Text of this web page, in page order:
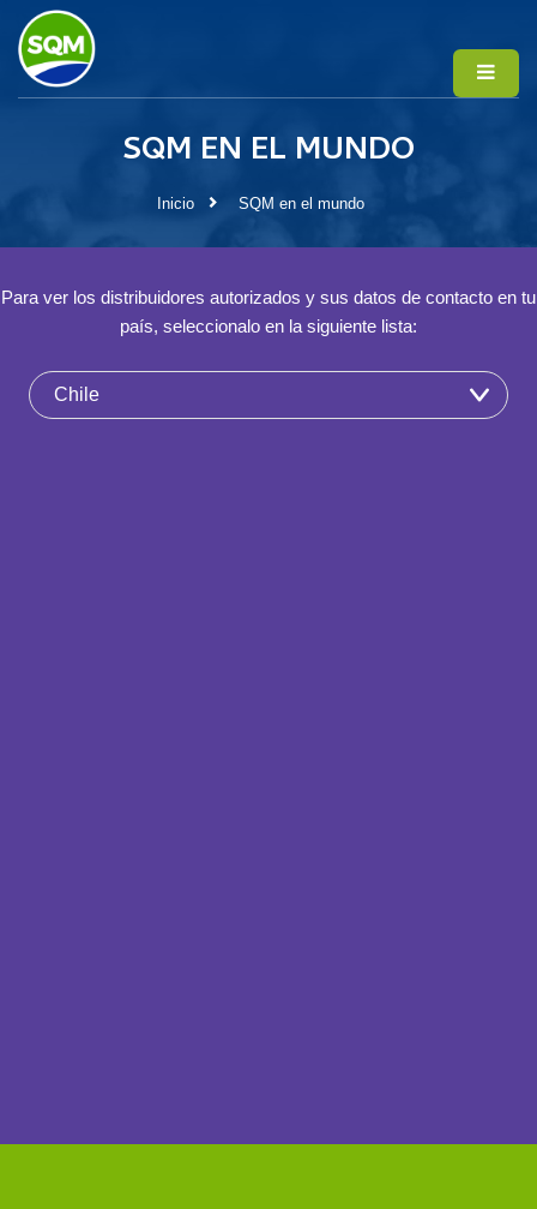
SQM EN EL MUNDO
Inicio SQM en el mundo
Para ver los distribuidores autorizados y sus datos de contacto en tu
país, seleccionalo en la siguiente lista: